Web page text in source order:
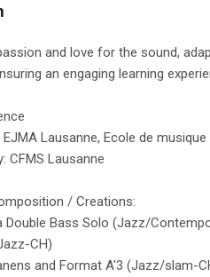
and love for the sound,
an engaging learning
Lausanne, Ecole de
CFMS Lausanne
/ Creations:
Double Bass Solo (Jazz/
CH)
and Format A'3 (Jazz/slam-